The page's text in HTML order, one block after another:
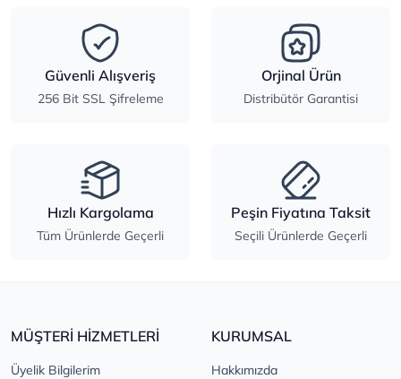
Güvenli Alışveriş
256 Bit SSL Şifreleme
Orjinal Ürün
Distribütör Garantisi
Hızlı Kargolama
Tüm Ürünlerde Geçerli
Peşin Fiyatına Taksit
Seçili Ürünlerde Geçerli
MÜŞTERİ HİZMETLERİ
Üyelik Bilgilerim
KURUMSAL
Hakkımızda